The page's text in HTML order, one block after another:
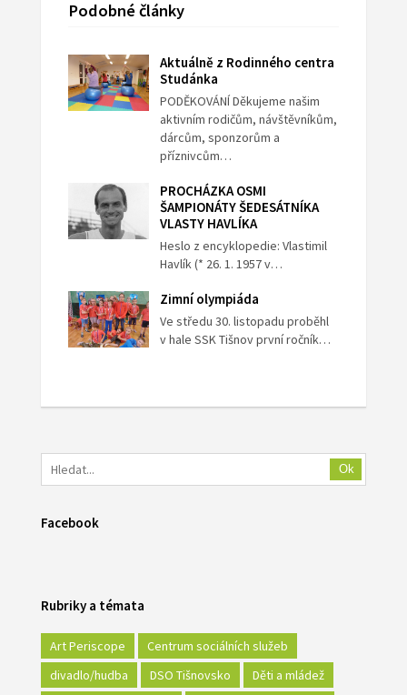
Podobné články
Aktuálně z Rodinného centra
Studánka
PODĚKOVÁNÍ Děkujeme našim
aktivním rodičům, návštěvníkům,
dárcům, sponzorům a
příznivcům…
PROCHÁZKA OSMI
ŠAMPIONÁTY ŠEDESÁTNÍKA
VLASTY HAVLÍKA
Heslo z encyklopedie: Vlastimil
Havlík (* 26. 1. 1957 v…
Zimní olympiáda
Ve středu 30. listopadu proběhl
v hale SSK Tišnov první ročník…
Ok
Facebook
Rubriky a témata
Art Periscope
Centrum sociálních služeb
divadlo/hudba
DSO Tišnovsko
Děti a mládež